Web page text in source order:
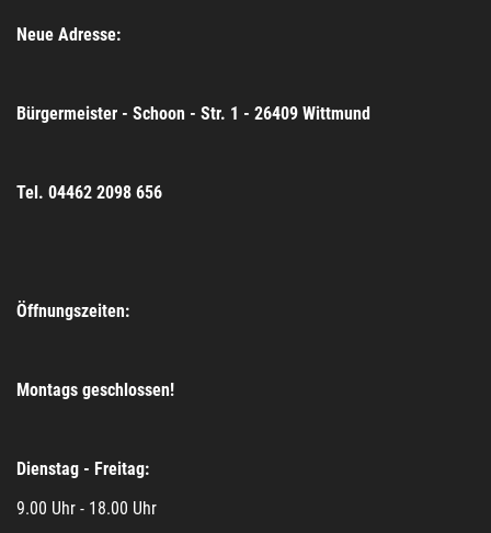
Neue Adresse:
Bürgermeister - Schoon - Str. 1 - 26409 Wittmund
Tel. 04462 2098 656
Öffnungszeiten:
Montags geschlossen!
Dienstag - Freitag:
9.00 Uhr - 18.00 Uhr